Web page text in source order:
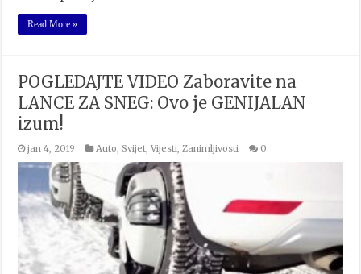
Read More »
POGLEDAJTE VIDEO Zaboravite na
LANCE ZA SNEG: Ovo je GENIJALAN
izum!
jan 4, 2019 Auto,Svijet,Vijesti,Zanimljivosti 0